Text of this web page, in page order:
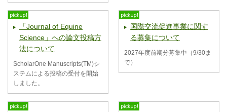
「Journal of Equine
Science」への論文投稿方
法について
ScholarOne Manuscripts(TM)シ
ステムによる投稿の受付を開始
しました。
国際交流促進事業に関す
る募集について
2027年度前期分募集中（9/30ま
で）